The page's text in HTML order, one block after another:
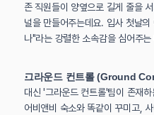
존 직원들이 양옆으로 길게 줄을
널을 만들어주는데요. 입사 첫날
나"라는 강렬한 소속감을 심어주
그라운드 컨트롤 (Ground
대신 '그라운드 컨트롤'팀이 존재
어비앤비 숙소와 똑같이 꾸미고,